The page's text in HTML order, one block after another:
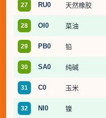
27 RU0 天然橡胶
28 OI0 菜油
29 PB0 铅
30 SA0 纯碱
31 C0 玉米
32 NI0 镍